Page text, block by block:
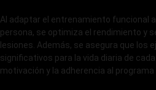
Al adaptar el entrenamiento funcional
persona, se optimiza el rendimiento y
lesiones. Además, se asegura que los
significativos para la vida diaria de
motivación y la adherencia al